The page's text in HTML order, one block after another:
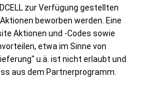
zur Verfügung gestellten
beworben werden. Eine
Aktionen und -Codes sowie
etwa im Sinne von
u.ä. ist nicht erlaubt und
aus dem Partnerprogramm.